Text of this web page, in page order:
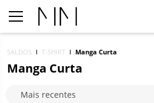
SALDOS T-SHIRT Manga Curta
Manga Curta
Mais recentes